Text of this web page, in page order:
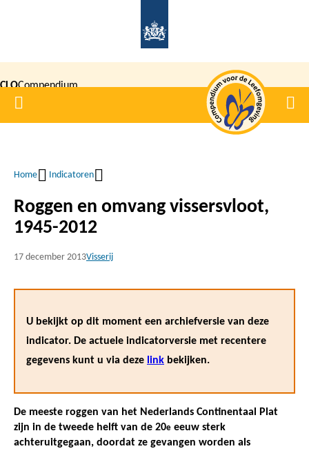
inhoud
gaan
CLOCompendium
voor de
Home
Kruimelpad
Home Indicatoren
Roggen en omvang vissersvloot,
1945-2012
17 december 2013Visserij
U bekijkt op dit moment een archiefversie van deze
indicator. De actuele indicatorversie met recentere
gegevens kunt u via deze link bekijken.
De meeste roggen van het Nederlands Continentaal Plat
zijn in de tweede helft van de 20e eeuw sterk
achteruitgegaan, doordat ze gevangen worden als